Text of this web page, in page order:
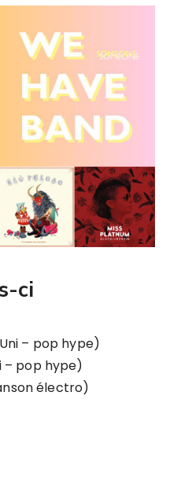
ci
– pop hype)
– pop hype)
électro)